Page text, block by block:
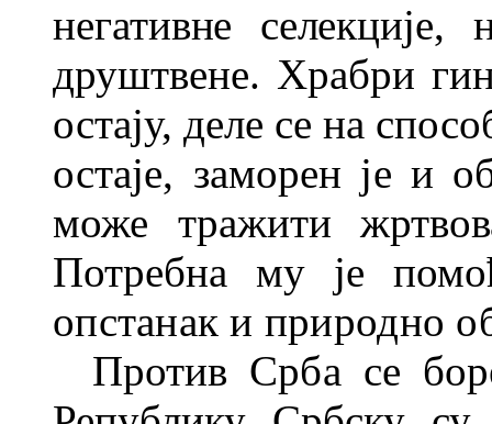
негативне селекције,
друштвене. Храбри
остају, деле се на
остаје, заморен је и
може тражити
Потребна му је
опстанак и природно
Против Срба се